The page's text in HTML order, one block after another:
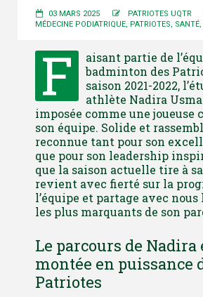
03 MARS 2025 PATRIOTES UQTR
MÉDECINE PODIATRIQUE PATRIOTES SANTÉ
F
aisant partie de
badminton des
saison 2021-2022,
athlète Nadira
imposée comme une joueuse
son équipe. Solide et
reconnue tant pour son
que pour son leadership
que la saison actuelle tire à
revient avec fierté sur la
l’équipe et partage avec
les plus marquants de son
Le parcours de Nadira
montée en puissance
Patriotes